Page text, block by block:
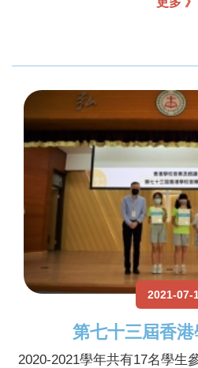
2021-07-
第七十三屆香
2020-2021學年共有17名學生